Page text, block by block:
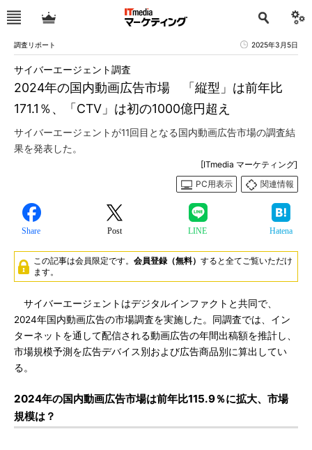
調査リポート 2025年3月5日
2024年の国内動画広告市場 「縦型」は前年比
171.1％、「CTV」は初の1000億円超え
サイバーエージェント調査
サイバーエージェントが11回目となる国内動画広告市場の調査結
果を発表した。
[ITmedia マーケティング]
PC用表示
関連情報
Share Post LINE Hatena
この記事は会員限定です。 会員登録（無料） すると全てご覧いただけ
ます。
サイバーエージェントはデジタルインファクトと共同で、
2024年国内動画広告の市場調査を実施した。同調査では、イン
ターネットを通して配信される動画広告の年間出稿額を推計し、
市場規模予測を広告デバイス別および広告商品別に算出してい
る。
2024年の国内動画広告市場は前年比115.9％に拡大、市場
規模は？